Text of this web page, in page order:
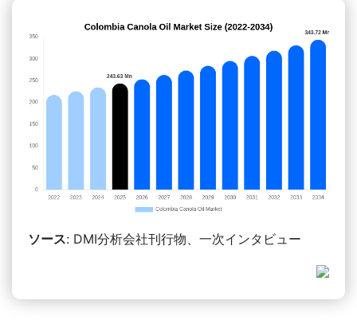
ソース: DMI分析会社刊行物、一次インタビュー